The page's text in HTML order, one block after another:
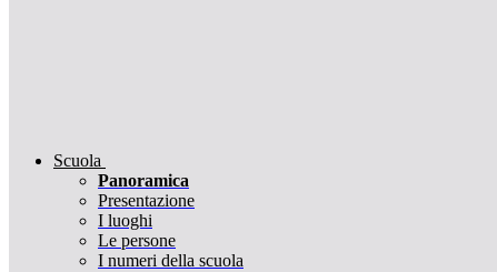
Scuola
Panoramica
Presentazione
I luoghi
Le persone
I numeri della scuola